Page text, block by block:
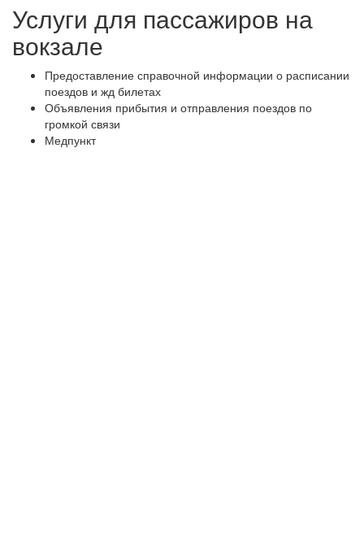
Услуги для пассажиров на
вокзале
Предоставление справочной информации о расписании
поездов и жд билетах
Объявления прибытия и отправления поездов по
громкой связи
Медпункт